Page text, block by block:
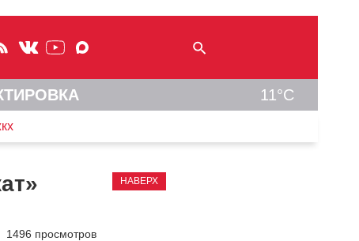
11°C
1496 просмотров
НАВЕРХ